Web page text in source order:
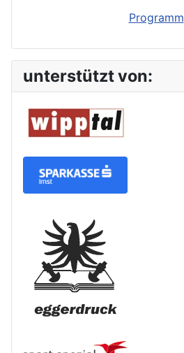
Programm
unterstützt von: